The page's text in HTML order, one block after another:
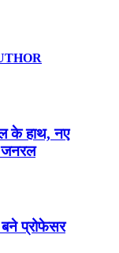
के हाथ, नए
जनरल
प्रोफेसर